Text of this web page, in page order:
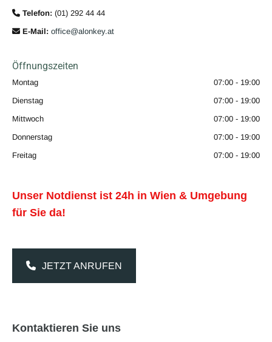
 Telefon: (01) 292 44 44
 E-Mail: office@alonkey.at
Öffnungszeiten
Montag
07:00 - 19:00
Dienstag
07:00 - 19:00
Mittwoch
07:00 - 19:00
Donnerstag
07:00 - 19:00
Freitag
07:00 - 19:00
Unser Notdienst ist 24h in Wien & Umgebung
für Sie da!
JETZT ANRUFEN
Kontaktieren Sie uns